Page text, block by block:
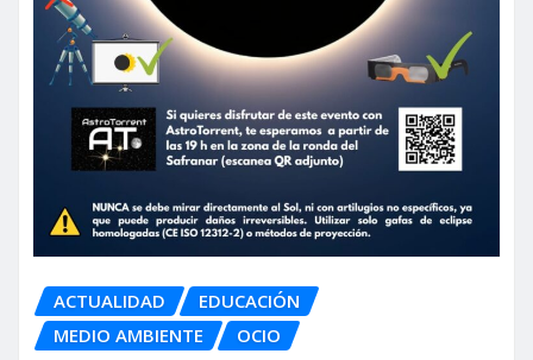
ACTUALIDAD
EDUCACIÓN
MEDIO AMBIENTE
OCIO